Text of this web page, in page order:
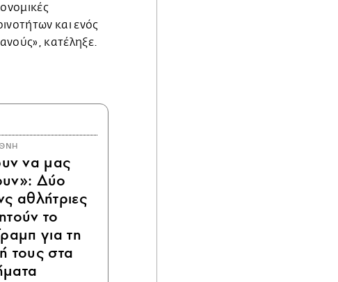
και ενός
κατέληξε.
να μας
Δύο
αθλήτριες
το
για τη
τους στα